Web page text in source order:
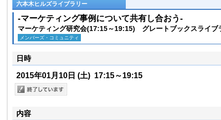
六本木ヒルズライブラリー
-マーケティング事例について共有し合おう-
マーケティング研究会(17:15～19:15) グレートブックスライブ
メンバーズ・コミュニティ
日時
2015年01月10日 (土) 17:15～19:15
内容